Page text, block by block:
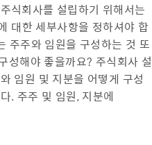
식회사를 설립하기 위해서는
대한 세부사항을 정하셔야 합
주주와 임원을 구성하는 것 또
성해야 좋을까요? 주식회사 설
임원 및 지분을 어떻게 구성
. 주주 및 임원, 지분에